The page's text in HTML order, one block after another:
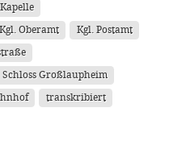
Kgl. Oberamt Kgl. Postamt
Schloss Großlaupheim
transkribiert